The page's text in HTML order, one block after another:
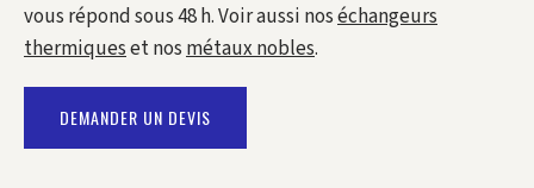
vous répond sous 48 h. Voir aussi noséchangeurs
thermiqueset nosmétaux nobles.
DEMANDER UN DEVIS